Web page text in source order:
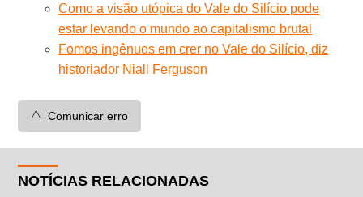
Como a visão utópica do Vale do Silício pode
estar levando o mundo ao capitalismo brutal
Fomos ingênuos em crer no Vale do Silício, diz
historiador Niall Ferguson
⚠️ Comunicar erro
NOTÍCIAS RELACIONADAS